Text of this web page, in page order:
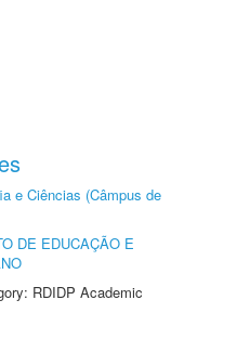
e Ciências (Câmpus de
DE EDUCAÇÃO E
RDIDP Academic